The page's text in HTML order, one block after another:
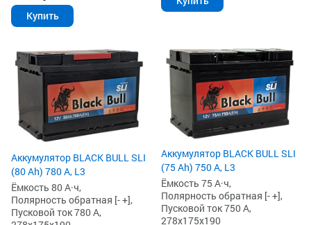
Купить
Аккумулятор BLACK BULL SLI
(80 Ah) 780 А, L3
Ёмкость 80 А·ч,
Полярность обратная [- +],
Пусковой ток 780 А,
Аккумулятор BLACK BULL SLI
(75 Ah) 750 А, L3
Ёмкость 75 А·ч,
Полярность обратная [- +],
Пусковой ток 750 А,
278x175x190